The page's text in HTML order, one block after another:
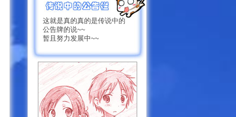
这就是真的真的是传说中的
公告牌的说~~
暂且努力发展中~~